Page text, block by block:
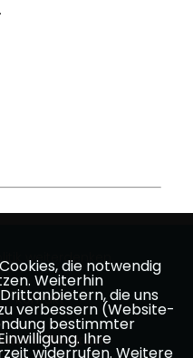
weiterdenken
Kontakt
Beckum
die notwendig
Weiterhin
die uns
verbessern (Website-
bestimmter
Ihre
widerrufen. Weitere